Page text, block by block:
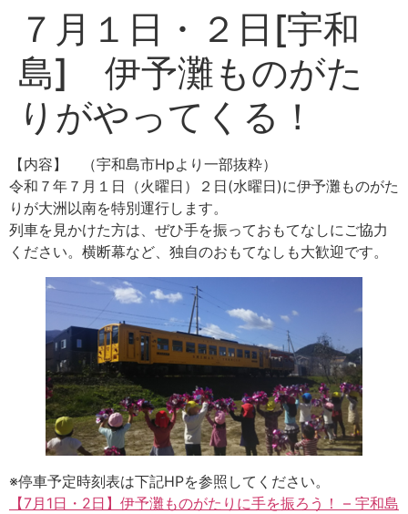
７月１日・２日[宇和
島] 伊予灘ものがた
りがやってくる！
【内容】 （宇和島市Hpより一部抜粋）
令和７年７月１日（火曜日）２日(水曜日)に伊予灘ものがた
りが大洲以南を特別運行します。
列車を見かけた方は、ぜひ手を振っておもてなしにご協力
ください。横断幕など、独自のおもてなしも大歓迎です。
※停車予定時刻表は下記HPを参照してください。
【7月1日・2日】伊予灘ものがたりに手を振ろう！ – 宇和島